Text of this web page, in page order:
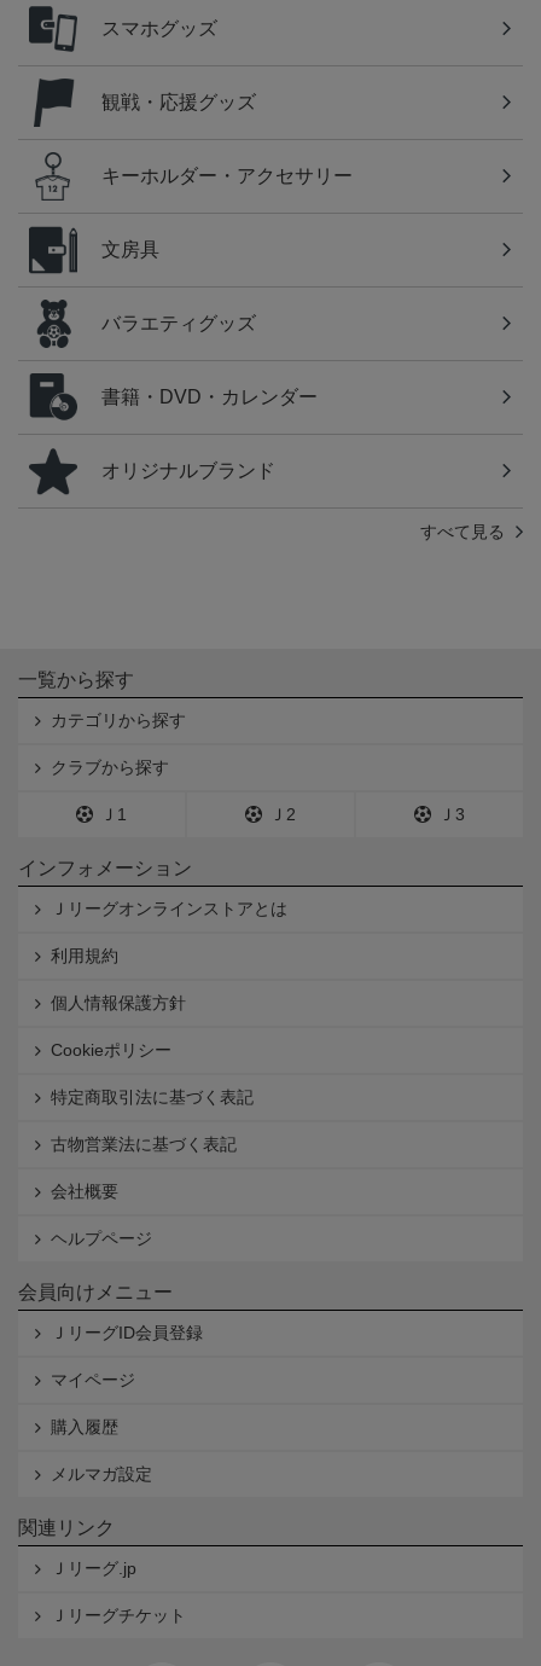
スマホグッズ
観戦・応援グッズ
キーホルダー・アクセサリー
文房具
バラエティグッズ
書籍・DVD・カレンダー
オリジナルブランド
すべて見る
一覧から探す
カテゴリから探す
クラブから探す
Ｊ1 Ｊ2 Ｊ3
インフォメーション
Ｊリーグオンラインストアとは
利用規約
個人情報保護方針
Cookieポリシー
特定商取引法に基づく表記
古物営業法に基づく表記
会社概要
ヘルプページ
会員向けメニュー
ＪリーグID会員登録
マイページ
購入履歴
メルマガ設定
関連リンク
Ｊリーグ.jp
Ｊリーグチケット